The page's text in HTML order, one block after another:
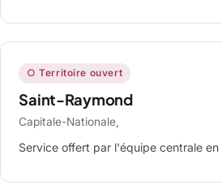
○ Territoire ouvert
Saint-Raymond
Capitale-Nationale,
Service offert par l'équipe centrale